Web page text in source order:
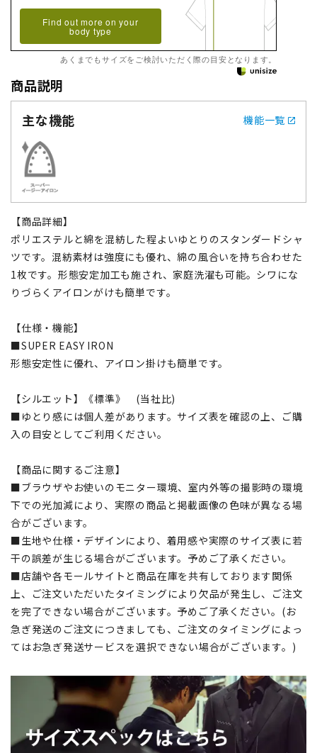
Find out more on your
body type
あくまでもサイズをご検討いただく際の目安となります。
商品説明
主な機能
機能一覧
【商品詳細】
ポリエステルと綿を混紡した程よいゆとりのスタンダードシャ
ツです。混紡素材は強度にも優れ、綿の風合いを持ち合わせた
1枚です。形態安定加工も施され、家庭洗濯も可能。シワにな
りづらくアイロンがけも簡単です。
【仕様・機能】
■SUPER EASY IRON
形態安定性に優れ、アイロン掛けも簡単です。
【シルエット】《標準》 (当社比)
■ゆとり感には個人差があります。サイズ表を確認の上、ご購
入の目安としてご利用ください。
【商品に関するご注意】
■ブラウザやお使いのモニター環境、室内外等の撮影時の環境
下での光加減により、実際の商品と掲載画像の色味が異なる場
合がございます。
■生地や仕様・デザインにより、着用感や実際のサイズ表に若
干の誤差が生じる場合がございます。予めご了承ください。
■店舗や各モールサイトと商品在庫を共有しております関係
上、ご注文いただいたタイミングにより欠品が発生し、ご注文
を完了できない場合がございます。予めご了承ください。(お
急ぎ発送のご注文につきましても、ご注文のタイミングによっ
てはお急ぎ発送サービスを選択できない場合がございます。)